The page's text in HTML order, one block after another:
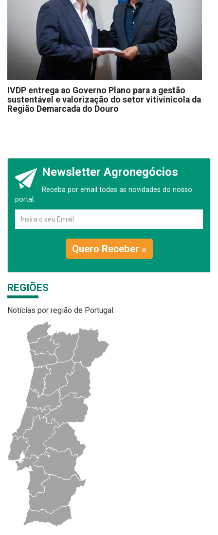
IVDP entrega ao Governo Plano para a gestão
sustentável e valorização do setor vitivinícola da
Região Demarcada do Douro
Newsletter Agronegócios
Receba por email todas as novidades do nosso
portal.
Quero Receber »
REGIÕES
Notícias por região de Portugal